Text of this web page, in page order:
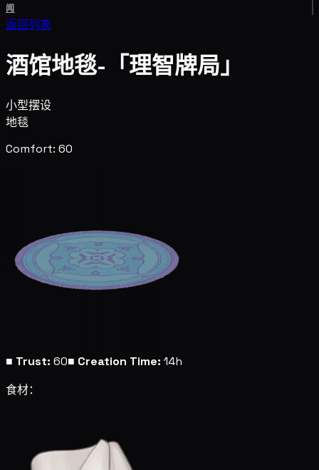
闻
返回列表
酒馆地毯-「理智牌局」
小型摆设
地毯
Comfort: 60
■ Trust: 60■ Creation Time: 14h
食材：